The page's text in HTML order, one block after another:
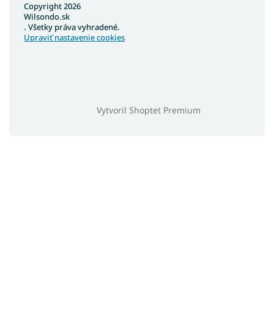
Vytvoril Shoptet Premium
Copyright 2026
Wilsondo.sk
. Všetky práva vyhradené.
Upraviť nastavenie cookies